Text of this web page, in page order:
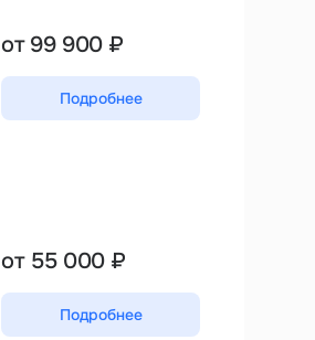
от 99 900 ₽
Подробнее
от 55 000 ₽
Подробнее